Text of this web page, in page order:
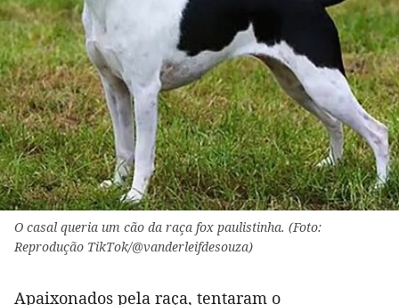
O casal queria um cão da raça fox paulistinha. (Foto:
Reprodução TikTok/@vanderleifdesouza)
Apaixonados pela raça, tentaram o